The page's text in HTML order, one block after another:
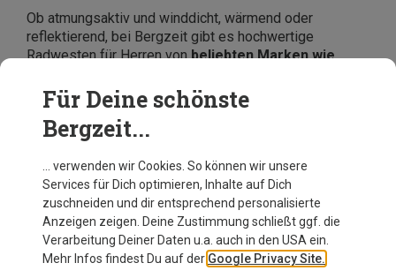
Ob atmungsaktiv und winddicht, wärmend oder
reflektierend, bei Bergzeit gibt es hochwertige
Radwesten für Herren vonbeliebten Marken wie
sparen!
Für Deine schönste
Bergzeit...
… verwenden wir Cookies. So können wir unsere
Services für Dich optimieren, Inhalte auf Dich
zuschneiden und dir entsprechend personalisierte
Anzeigen zeigen. Deine Zustimmung schließt ggf. die
Verarbeitung Deiner Daten u.a. auch in den USA ein.
Mehr Infos findest Du auf der Google Privacy Site.